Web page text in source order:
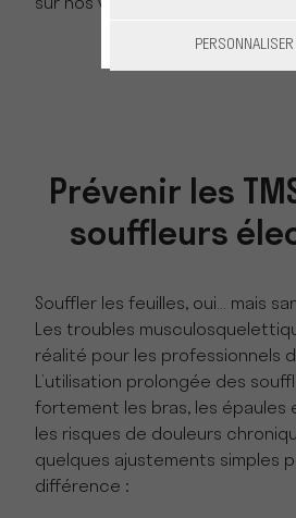
sur nos villes !
Prévenir les
souffleurs
Souffler les feuilles, oui… mais
Les troubles
réalité pour les professionnels
L’utilisation prolongée des
fortement les bras, les épaules
les risques de douleurs
quelques ajustements simples
différence :
PERSONNALISER